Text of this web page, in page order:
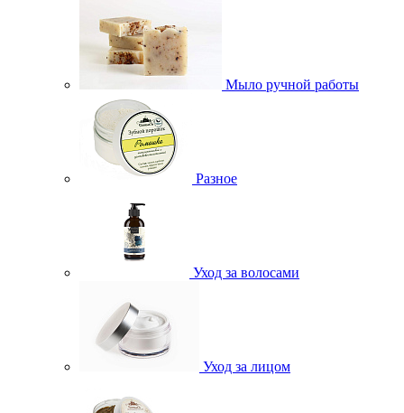
Мыло ручной работы
Разное
Уход за волосами
Уход за лицом